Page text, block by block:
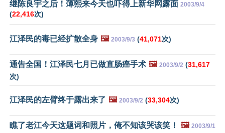
继陈良宇之后！薄熙来今天也吓得上新华网露面 2003/9/4
(22,416次)
江泽民的毒已经扩散全身 🖼️ 2003/9/3 (41,071次)
通告全国！江泽民七月已做直肠癌手术 🖼️ 2003/9/2 (31,617
次)
江泽民的左臂终于露出来了 🖼️ 2003/9/2 (33,304次)
瞧了老江今天这题词和照片，俺不知该哭该笑！ 🖼️ 2003/9/1